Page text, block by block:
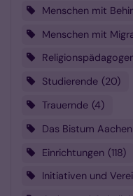
Menschen mit
Menschen mit
Studierende 20
Trauernde 4
Das Bistum Aachen
Einrichtungen 118
Initiativen und